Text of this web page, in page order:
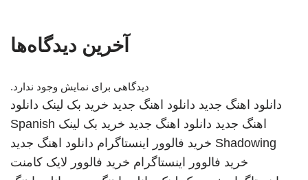
آخرین دیدگاه‌ها
دیدگاهی برای نمایش وجود ندارد.
دانلود اهنگ جدید دانلود اهنگ جدید خرید بک لینک دانلود
اهنگ جدید دانلود اهنگ جدید خرید بک لینک Spanish
Shadowing خرید فالوور اینستاگرام دانلود اهنگ جدید
خرید فالوور اینستاگرام خرید فالوور لایک کامنت